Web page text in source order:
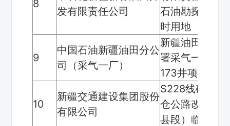
8
发有限责任公司
石油勘探开发
时用地
9
中国石油新疆油田分公
司（采气一厂）
新疆油田公司
署采气一厂盆
173井项目临
10
新疆交通建设集团股份
有限公司
S228线硅化木
仓公路改扩建
县段）临时用